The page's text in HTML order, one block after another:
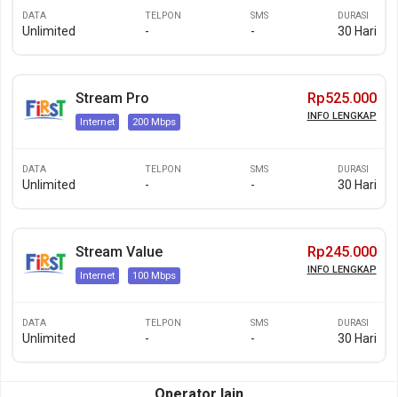
DATA
Unlimited
TELPON
-
SMS
-
DURASI
30 Hari
Stream Pro
Internet 200 Mbps
Rp525.000
INFO LENGKAP
DATA
Unlimited
TELPON
-
SMS
-
DURASI
30 Hari
Stream Value
Internet 100 Mbps
Rp245.000
INFO LENGKAP
DATA
Unlimited
TELPON
-
SMS
-
DURASI
30 Hari
Operator lain